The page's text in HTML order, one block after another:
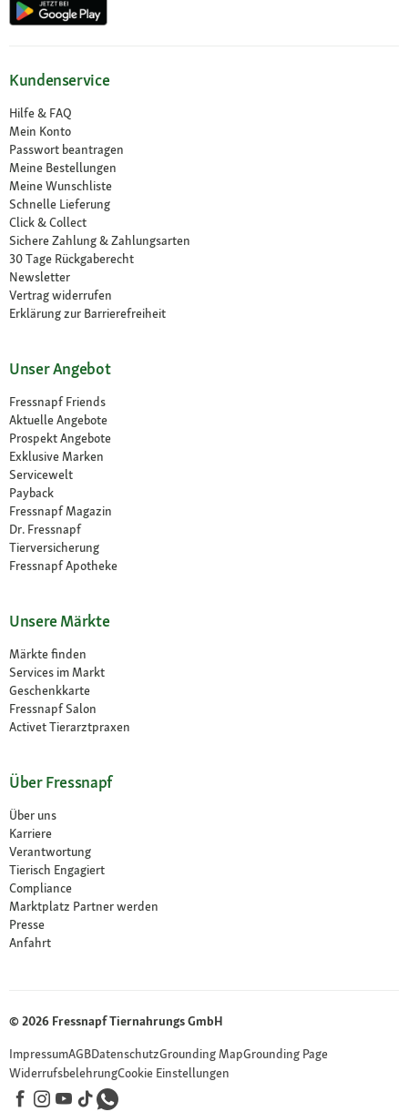
Kundenservice
Hilfe & FAQ
Mein Konto
Passwort beantragen
Meine Bestellungen
Meine Wunschliste
Schnelle Lieferung
Click & Collect
Sichere Zahlung & Zahlungsarten
30 Tage Rückgaberecht
Newsletter
Vertrag widerrufen
Erklärung zur Barrierefreiheit
Unser Angebot
Fressnapf Friends
Aktuelle Angebote
Prospekt Angebote
Exklusive Marken
Servicewelt
Payback
Fressnapf Magazin
Dr. Fressnapf
Tierversicherung
Fressnapf Apotheke
Unsere Märkte
Märkte finden
Services im Markt
Geschenkkarte
Fressnapf Salon
Activet Tierarztpraxen
Über Fressnapf
Über uns
Karriere
Verantwortung
Tierisch Engagiert
Compliance
Marktplatz Partner werden
Presse
Anfahrt
© 2026 Fressnapf Tiernahrungs GmbH
ImpressumAGBDatenschutzGrounding MapGrounding Page
WiderrufsbelehrungCookie Einstellungen